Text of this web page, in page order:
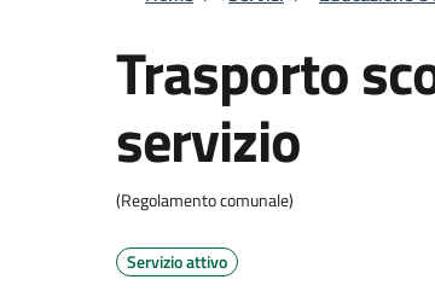
Trasporto
servizio
(Regolamento comunale)
Servizio attivo